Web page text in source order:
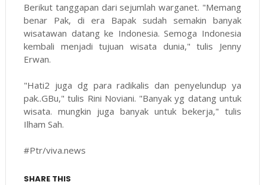
Berikut tanggapan dari sejumlah warganet. "Memang
benar Pak, di era Bapak sudah semakin banyak
wisatawan datang ke Indonesia. Semoga Indonesia
kembali menjadi tujuan wisata dunia," tulis Jenny
Erwan.
"Hati2 juga dg para radikalis dan penyelundup ya
pak..GBu," tulis Rini Noviani. "Banyak yg datang untuk
wisata. mungkin juga banyak untuk bekerja," tulis
Ilham Sah.
#Ptr/viva.news
SHARE THIS